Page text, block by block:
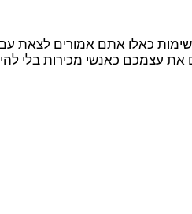
כאלו אתם אמורים לצאת
את עצמכם כאנשי מכירות בלי